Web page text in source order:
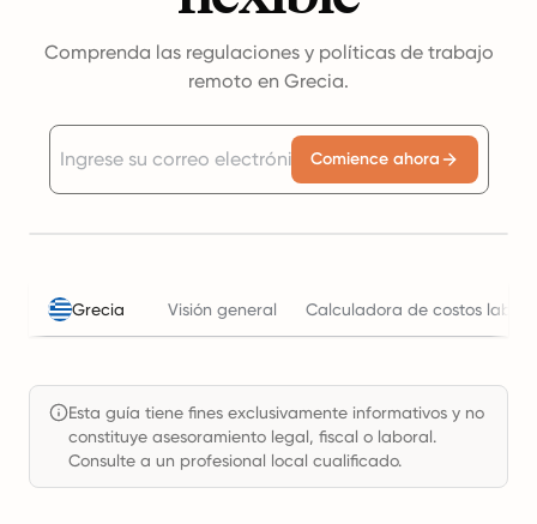
Comprenda las regulaciones y políticas de trabajo
remoto en Grecia.
Comience ahora
Grecia Visión general Calculadora de costos
Esta guía tiene fines exclusivamente informativos y no
constituye asesoramiento legal, fiscal o laboral.
Consulte a un profesional local cualificado.